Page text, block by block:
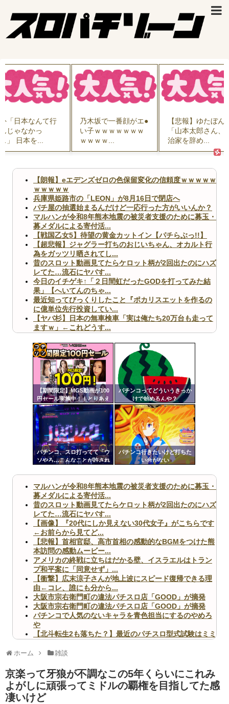
んて行
っ
...
乃木坂で一番顔がエ●
い子ｗｗｗｗｗｗｗ
ｗｗｗｗ...
【悲報】ゆたぼん氏
「山本太郎さん、政
治家を辞め...
【朗報】eエデンズゼロの色保留変化の信頼度ｗｗｗｗｗ
ｗｗｗｗｗ
兵庫県姫路市の「LEON」が8月16日で閉店へ
パチ屋の抽選始まるんだけど一応行った方がいいんか？
マルハンが令和8年熊本地震の被災者支援のために募玉・
募メダルによる寄付活...
【戦国乙女5】待望の黄金カットイン【パチらぶっ!!】
【超悲報】ジャグラー打ちのおじいちゃん、オカルト行
為をガッツリ晒されてし...
昔のスロット動画見てたらケロット柄が2回出たのにハズ
レてた…流石にヤバす...
今日のイチゲキ↑「２日間虹だったGODを打ってみた結
果」【へいてんのちゃ...
最近知ってびっくりしたこと『ポカリスエットを作るの
に億単位先行投資してい...
【ヤバ杉】日本の無車検車「実は俺たち20万台も走って
ますｗ」←これどうす...
【画像】ペプシコーラ社、「こういうのでいいんだよ」
な新商品を発売
Powered by livedoor 相互RSS
【期間限定】MGS動画が100
円セール実施中！！とりあえ
ず全部買うやろｗｗｗｗｗ
パチンコってどういうきっか
けで始めるんや？
パチンコ、スロ打ってて「ウ
ソやろ…こんなことが許され
こと
パチンコ行きたいけど打ちた
い台がない
コテ
リン
- 固
定リ
ンク
自動
更新
ツー
マルハンが令和8年熊本地震の被災者支援のために募玉・
募メダルによる寄付活...
昔のスロット動画見てたらケロット柄が2回出たのにハズ
レてた…流石にヤバす...
【画像】『20代にしか見えない30代女子』がこちらです
←お前らから見てど...
【悲報】首相官邸、高市首相の感動的なBGMをつけた熊
本訪問の感動ムービー...
アメリカの終戦に立ちはだかる壁、イスラエルはトラン
プ和平案に「同意せず」...
【衝撃】広末涼子さんが地上波にスピード復帰できる理
由←コレ、誰にも分から...
大阪市宗右衛門町の違法パチスロ店「GOOD」が摘発
大阪市宗右衛門町の違法パチスロ店「GOOD」が摘発
パチンコで人気のないキャラを青色担当にするのやめろ
や
【北斗転生2も落ちた？】最近のパチスロ型式試験はミミ
無職のパチンコカス(22)なんやが、ワイの人生どれくら
AngelBeats!とかいうクソアニメの思い出ｗｗｗ
ホーム 雑談
京楽って牙狼が不調なこの5年くらいにこれみ
よがしに頑張ってミドルの覇権を目指してた感
凄いけど